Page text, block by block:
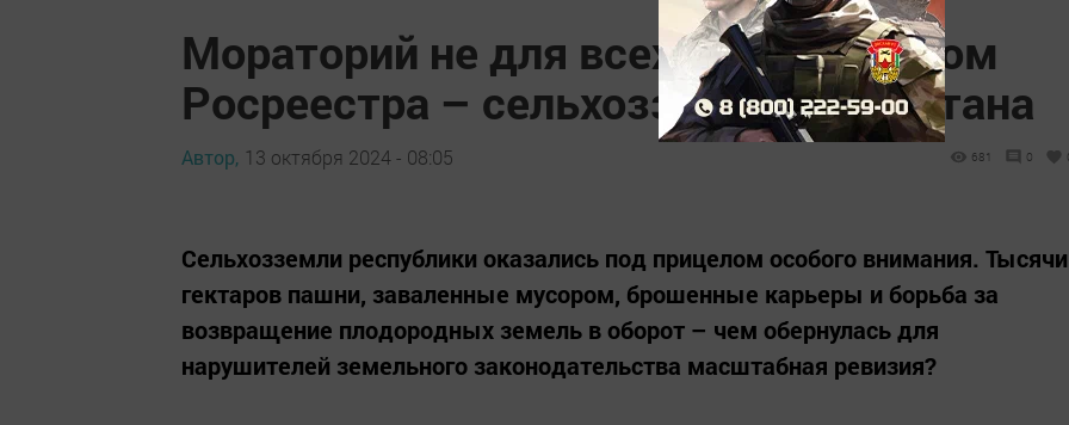
Мораторий не для всех: под прицелом
Росреестра – сельхозземли Татарстана
Автор, 13 октября 2024 - 08:05 681 0
Cельхозземли республики оказались под прицелом особого внимания. Тысячи
гектаров пашни, заваленные мусором, брошенные карьеры и борьба за
возвращение плодородных земель в оборот – чем обернулась для
нарушителей земельного законодательства масштабная ревизия?